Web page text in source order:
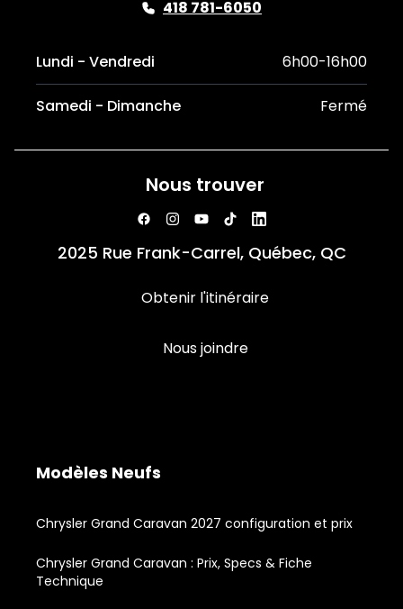
418 781-6050
Lundi - Vendredi 6h00-16h00
Samedi - Dimanche Fermé
Nous trouver
2025 Rue Frank-Carrel, Québec, QC
Obtenir l'itinéraire
Nous joindre
Modèles Neufs
Chrysler Grand Caravan 2027 configuration et prix
Chrysler Grand Caravan : Prix, Specs & Fiche
Technique